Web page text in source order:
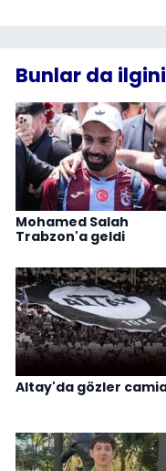
Bunlar da
Mohamed Salah
Trabzon'a geldi
Altay'da gözler